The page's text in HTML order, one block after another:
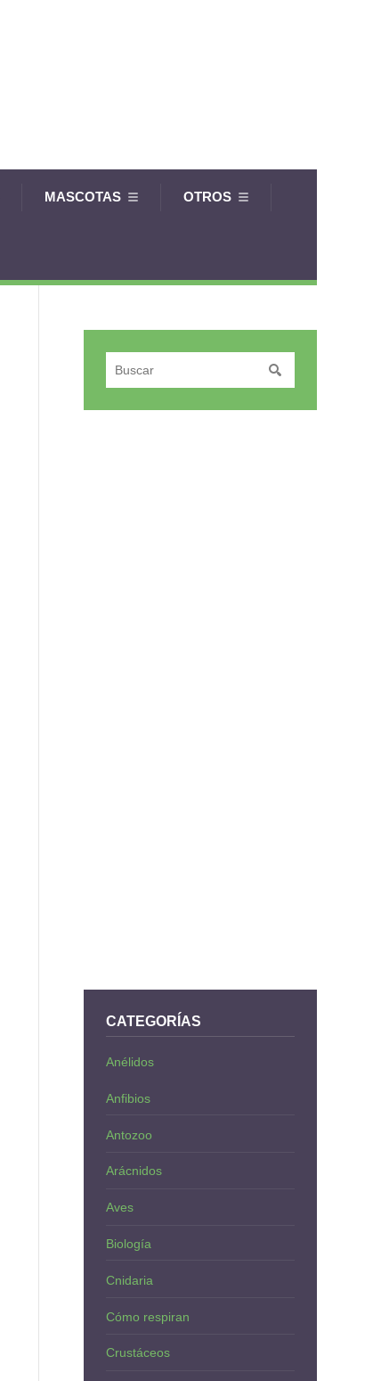
MASCOTAS OTROS
CATEGORÍAS
Anélidos
Anfibios
Antozoo
Arácnidos
Aves
Biología
Cnidaria
Cómo respiran
Crustáceos